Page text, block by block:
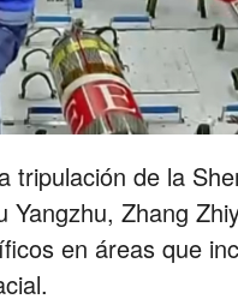
de la
Zhang
en áreas que